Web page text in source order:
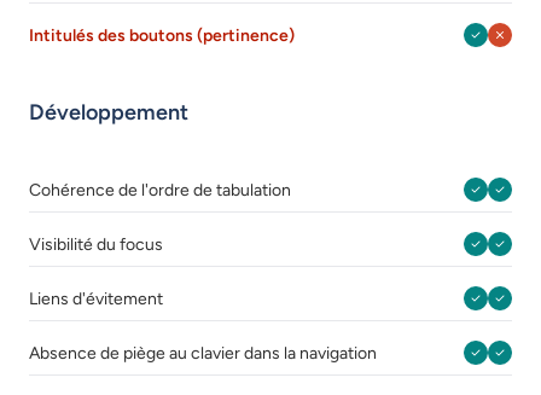
Intitulés des boutons (pertinence) AoûtAoût
Développement
Cohérence de l'ordre de tabulation AoûtAoût
Visibilité du focus AoûtAoût
Liens d'évitement AoûtAoût
Absence de piège au clavier dans la navigation AoûtAoût